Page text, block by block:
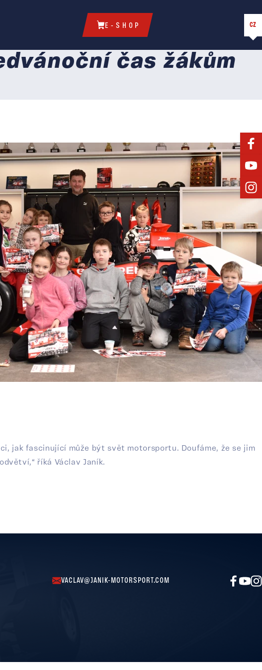
E-SHOP CZ
čas žákům
jak fascinující může být svět motorsportu. Doufáme, že se jim
říká Václav Janík.
VACLAV@JANIK-MOTORSPORT.COM